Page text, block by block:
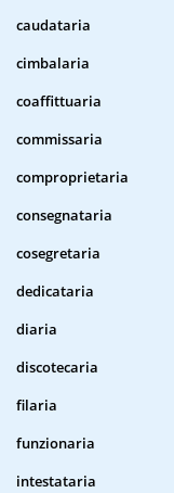
caudataria
cimbalaria
coaffittuaria
commissaria
comproprietaria
consegnataria
cosegretaria
dedicataria
diaria
discotecaria
filaria
funzionaria
intestataria